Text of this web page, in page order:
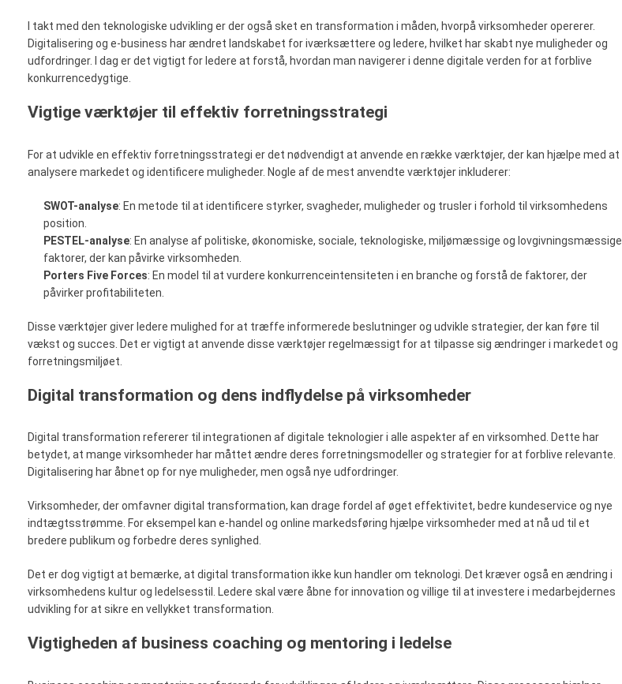
I takt med den teknologiske udvikling er der også sket en transformation i måden, hvorpå virksomheder opererer.
Digitalisering og e-business har ændret landskabet for iværksættere og ledere, hvilket har skabt nye muligheder og
udfordringer. I dag er det vigtigt for ledere at forstå, hvordan man navigerer i denne digitale verden for at forblive
konkurrencedygtige.
Vigtige værktøjer til effektiv forretningsstrategi
For at udvikle en effektiv forretningsstrategi er det nødvendigt at anvende en række værktøjer, der kan hjælpe med at
analysere markedet og identificere muligheder. Nogle af de mest anvendte værktøjer inkluderer:
SWOT-analyse: En metode til at identificere styrker, svagheder, muligheder og trusler i forhold til virksomhedens
position.
PESTEL-analyse: En analyse af politiske, økonomiske, sociale, teknologiske, miljømæssige og lovgivningsmæssige
faktorer, der kan påvirke virksomheden.
Porters Five Forces: En model til at vurdere konkurrenceintensiteten i en branche og forstå de faktorer, der
påvirker profitabiliteten.
Disse værktøjer giver ledere mulighed for at træffe informerede beslutninger og udvikle strategier, der kan føre til
vækst og succes. Det er vigtigt at anvende disse værktøjer regelmæssigt for at tilpasse sig ændringer i markedet og
forretningsmiljøet.
Digital transformation og dens indflydelse på virksomheder
Digital transformation refererer til integrationen af digitale teknologier i alle aspekter af en virksomhed. Dette har
betydet, at mange virksomheder har måttet ændre deres forretningsmodeller og strategier for at forblive relevante.
Digitalisering har åbnet op for nye muligheder, men også nye udfordringer.
Virksomheder, der omfavner digital transformation, kan drage fordel af øget effektivitet, bedre kundeservice og nye
indtægtsstrømme. For eksempel kan e-handel og online markedsføring hjælpe virksomheder med at nå ud til et
bredere publikum og forbedre deres synlighed.
Det er dog vigtigt at bemærke, at digital transformation ikke kun handler om teknologi. Det kræver også en ændring i
virksomhedens kultur og ledelsesstil. Ledere skal være åbne for innovation og villige til at investere i medarbejdernes
udvikling for at sikre en vellykket transformation.
Vigtigheden af business coaching og mentoring i ledelse